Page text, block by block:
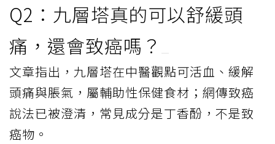
Q2：九層塔真的可以舒緩頭
痛，還會致癌嗎？
文章指出，九層塔在中醫觀點可活血、緩解
頭痛與脹氣，屬輔助性保健食材；網傳致癌
說法已被澄清，常見成分是丁香酚，不是致
癌物。